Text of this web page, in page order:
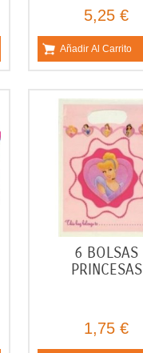
5,25 €
Añadir Al Carrito
6 BOLSAS
PRINCESAS
1,75 €